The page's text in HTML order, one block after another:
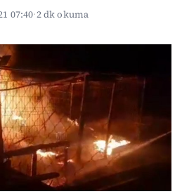
07:40·2 dk okuma